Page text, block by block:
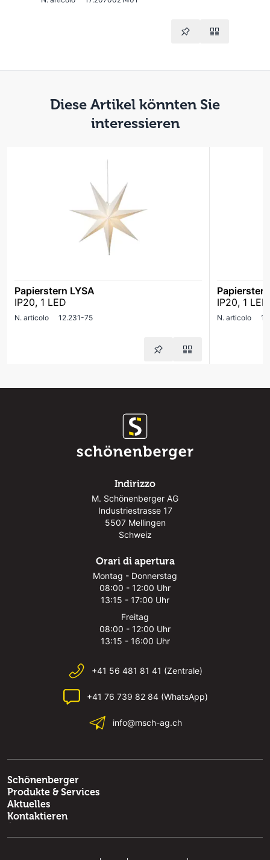
Diese Artikel könnten Sie
interessieren
Papierstern LYSA
IP20, 1 LED
N. articolo 12.231-75
IP20, 1 LED
N. articolo
Indirizzo
M. Schönenberger AG
Industriestrasse 17
5507 Mellingen
Schweiz
Orari di apertura
Montag - Donnerstag
08:00 - 12:00 Uhr
13:15 - 17:00 Uhr
Freitag
08:00 - 12:00 Uhr
13:15 - 16:00 Uhr
+41 56 481 81 41 (Zentrale)
+41 76 739 82 84 (WhatsApp)
info@msch-ag.ch
Schönenberger
Produkte & Services
Aktuelles
Kontaktieren